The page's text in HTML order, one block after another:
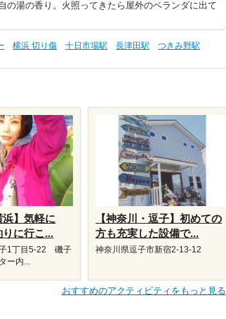
の湯の香り。火照ってきたら屋外のベランダに出て
横浜 切り傷 十日市場駅 長津田駅
つきみ野駅
浜】気軽に
りに行こ...
1丁目5-22 磯子
ー内...
【神奈川・逗子】初めての
方も充実した設備で...
神奈川県逗子市新宿2-13-12
おすすめのアクティビティをもっと見る